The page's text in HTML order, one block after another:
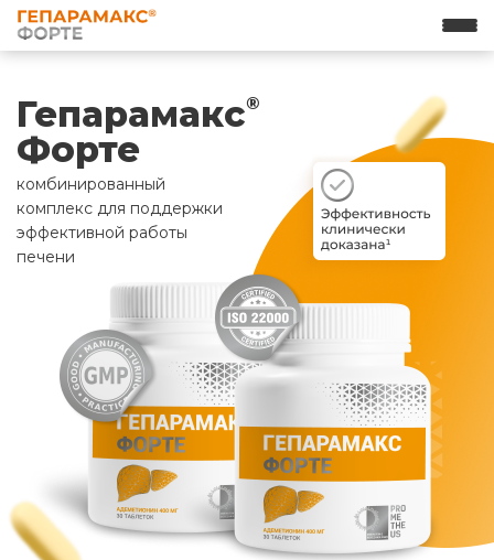
Гепарамакс®
Форте
комбинированный
комплекс для поддержки
эффективной работы
печени